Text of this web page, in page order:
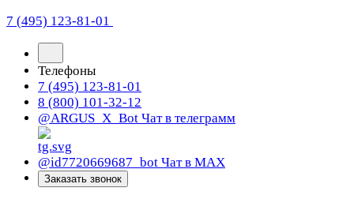
7 (495) 123-81-01
Телефоны
7 (495) 123-81-01
8 (800) 101-32-12
@ARGUS_X_Bot Чат в телеграмм
@id7720669687_bot Чат в МАХ
Заказать звонок